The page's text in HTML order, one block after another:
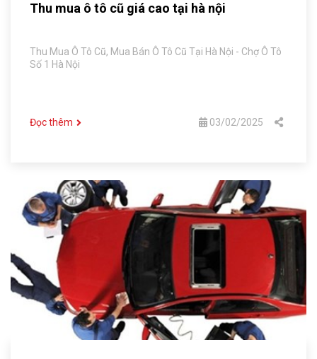
Thu mua ô tô cũ giá cao tại hà nội
Thu Mua Ô Tô Cũ, Mua Bán Ô Tô Cũ Tại Hà Nội - Chợ Ô Tô
Số 1 Hà Nội
Đọc thêm 03/02/2025